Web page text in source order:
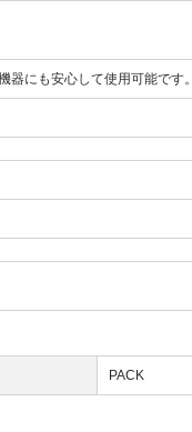
にも安心して使用可能です。
PACK